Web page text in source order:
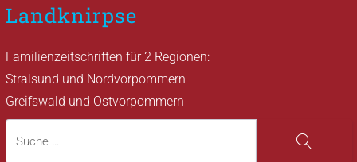
Landknirpse
Familienzeitschriften für 2 Regionen:
Stralsund und Nordvorpommern
Greifswald und Ostvorpommern
Suche
Suche